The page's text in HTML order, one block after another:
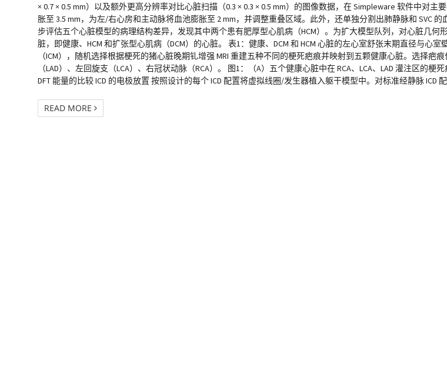
× 0.7 × 0.5 mm）以及额外更高分辨率对比心脏扫描（0.3 × 0.3 × 0.5 mm）的图像数据，在 Simpleware 软件中对
胀至 3.5 mm，为左/右心房和主动脉将血池膨胀至 2 mm，并调整重叠区域。此外，还单独分割出肺静脉和 SVC
步评估五个心脏模型的病理结构差异，发现其中两个患有肥厚型心肌病（HCM）。为扩大模型队列，对心脏几
脏，即健康、HCM 和扩张型心肌病（DCM）的心脏。 表1：健康、DCM 和 HCM 心脏的左心室舒张末期直径与心
（ICM），随机选择根据梗死的猪心脏晚期钆增强 MRI 重建五种不同的梗死疤痕并映射到五颗健康心脏。选择疤
（LAD）、左回旋支（LCA）、右冠状动脉（RCA）。 图1：（A）五个健康心脏中在 RCA、LCA、LAD 灌注区的梗
DFT 能量的比较 ICD 的电极放置 按照设计的每个 ICD 配置将虚拟线圈/发生器植入躯干模型中。对标准经静脉 ICD
READ MORE